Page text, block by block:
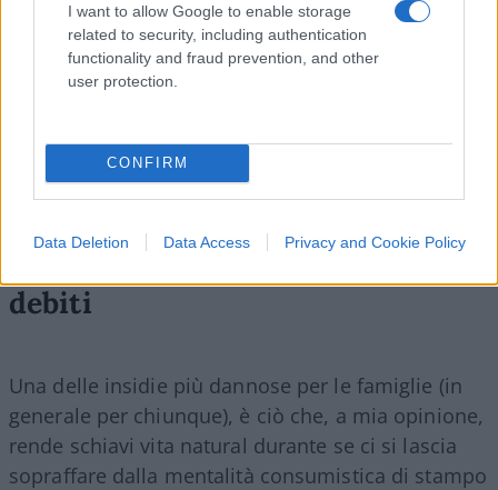
I want to allow Google to enable storage
related to security, including authentication
functionality and fraud prevention, and other
user protection.
CONFIRM
Data Deletion Data Access Privacy and Cookie Policy
Attribuire un ordine e delle priorità nella gestione
delle finanze è fondamentale, non solo per evitare
i citatisprechi invisibili
prezzi a causa dell’inflazione o altre congiunture e
dare il giusto peso ad ogni cosa… tenendo ben
saldo il concetto primario divalore del denaro.
debiti
Una delle insidie più dannose per le famiglie (in
generale per chiunque), è ciò che, a mia opinione,
rende schiavi vita natural durante se ci si lascia
sopraffare dalla mentalità consumistica di stampo